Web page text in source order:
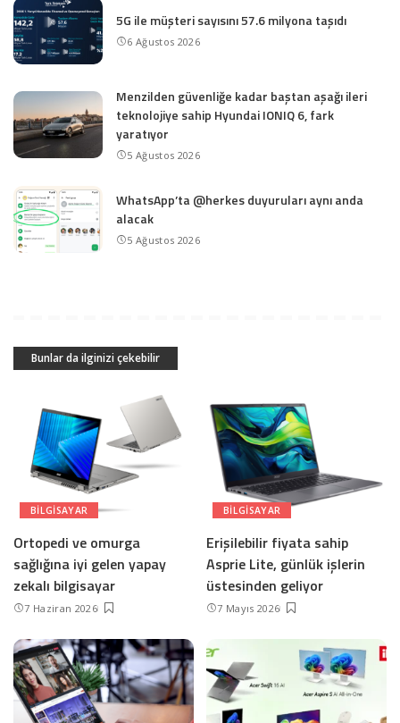
5G ile müşteri sayısını 57.6 milyona taşıdı
6 Ağustos 2026
Menzilden güvenliğe kadar baştan aşağı ileri
teknolojiye sahip Hyundai IONIQ 6, fark
yaratıyor
5 Ağustos 2026
WhatsApp’ta @herkes duyuruları aynı anda
alacak
5 Ağustos 2026
Bunlar da ilginizi çekebilir
BILGISAYAR
Ortopedi ve omurga
sağlığına iyi gelen yapay
zekalı bilgisayar
7 Haziran 2026
BILGISAYAR
Erişilebilir fiyata sahip
Asprie Lite, günlük işlerin
üstesinden geliyor
7 Mayıs 2026